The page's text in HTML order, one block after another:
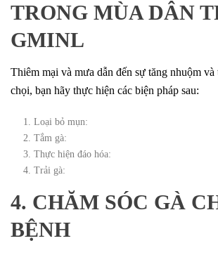
TRONG MÙA DÂN
GMINL
Thiêm mại và mưa dẫn đến sự tăng nhuộm và
chọi, bạn hãy thực hiện các biện pháp sau:
Loại bỏ mụn:
Tắm gà:
Thực hiện đáo hóa:
Trải gà:
4. CHĂM SÓC GÀ
BỆNH